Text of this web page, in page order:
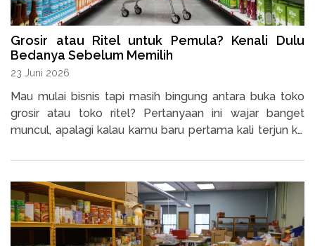
Grosir atau Ritel untuk Pemula? Kenali Dulu
Bedanya Sebelum Memilih
23 Juni 2026
Mau mulai bisnis tapi masih bingung antara buka toko
grosir atau toko ritel? Pertanyaan ini wajar banget
muncul, apalagi kalau kamu baru pertama kali terjun ke